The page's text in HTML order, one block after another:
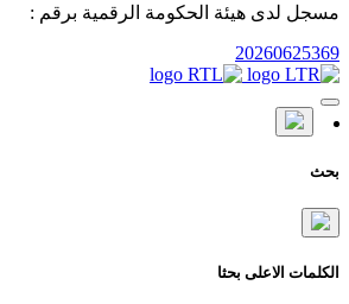
مسجل لدى هيئة الحكومة الرقمية برقم :
20260625369
بحث
الكلمات الاعلى بحثا